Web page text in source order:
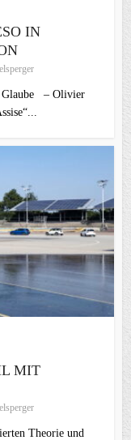
IN
Glaube – Olivier
MIT
Theorie und